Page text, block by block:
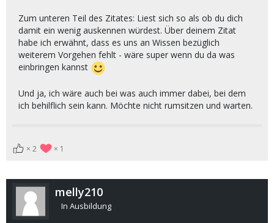
Zum unteren Teil des Zitates: Liest sich so als ob du dich
damit ein wenig auskennen würdest. Über deinem Zitat
habe ich erwähnt, dass es uns an Wissen bezüglich
weiterem Vorgehen fehlt - wäre super wenn du da was
einbringen kannst
Und ja, ich wäre auch bei was auch immer dabei, bei dem
ich behilflich sein kann. Möchte nicht rumsitzen und warten.
2 1
melly210
In Ausbildung